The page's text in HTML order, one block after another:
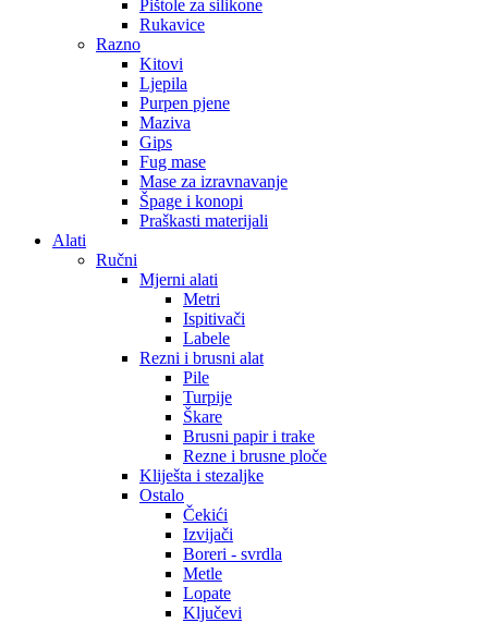
Pištole za silikone
Rukavice
Razno
Kitovi
Ljepila
Purpen pjene
Maziva
Gips
Fug mase
Mase za izravnavanje
Špage i konopi
Praškasti materijali
Alati
Ručni
Mjerni alati
Metri
Ispitivači
Labele
Rezni i brusni alat
Pile
Turpije
Škare
Brusni papir i trake
Rezne i brusne ploče
Kliješta i stezaljke
Ostalo
Čekići
Izvijači
Boreri - svrdla
Metle
Lopate
Ključevi